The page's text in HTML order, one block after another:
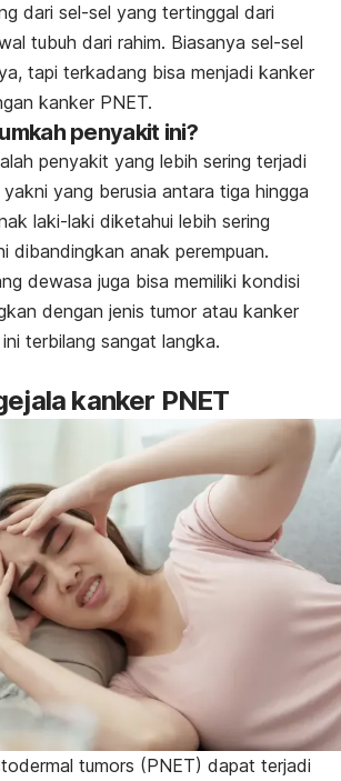
dari sel-sel yang tertinggal dari
tubuh dari rahim. Biasanya sel-sel
tapi terkadang bisa menjadi kanker
kanker PNET.
penyakit ini?
penyakit yang lebih sering terjadi
yang berusia antara tiga hingga
laki-laki diketahui lebih sering
dibandingkan anak perempuan.
dewasa juga bisa memiliki kondisi
dengan jenis tumor atau kanker
terbilang sangat langka.
kanker PNET
tumors (PNET) dapat terjadi